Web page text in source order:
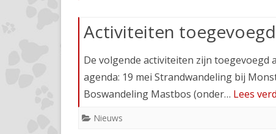
GEDRAGSREGELS
CURSUS
Activiteiten
De volgende activiteiten zijn toegevoegd
agenda: 19 mei Strandwandeling bij
Boswandeling Mastbos (onder… Lees
Nieuws